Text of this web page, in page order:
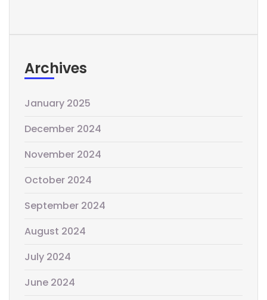
Archives
January 2025
December 2024
November 2024
October 2024
September 2024
August 2024
July 2024
June 2024